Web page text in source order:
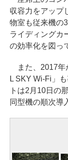
収容力をアップ
物室も従来機の
ライディングカ
の効率化を図っ
また、2017年
L SKY Wi-Fi」
トは2月10日の
同型機の順次導